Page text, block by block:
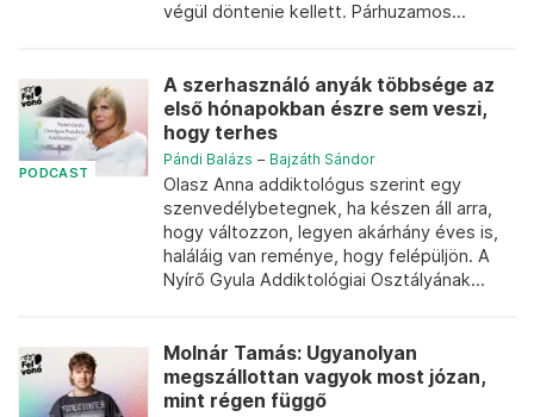
végül döntenie kellett. Párhuzamos...
PODCAST
A szerhasználó anyák többsége az
első hónapokban észre sem veszi,
hogy terhes
Pándi Balázs – Bajzáth Sándor
Olasz Anna addiktológus szerint egy
szenvedélybetegnek, ha készen áll arra,
hogy változzon, legyen akárhány éves is,
haláláig van reménye, hogy felépüljön. A
Nyírő Gyula Addiktológiai Osztályának...
Molnár Tamás: Ugyanolyan
megszállottan vagyok most józan,
mint régen függő